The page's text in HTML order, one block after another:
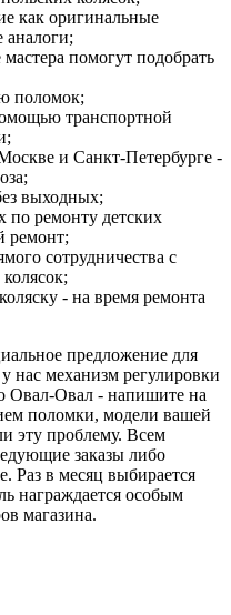
как оригинальные
аналоги;
помогут подобрать
поломок;
транспортной
и Санкт-Петербурге -
выходных;
по ремонту детских
ремонт;
сотрудничества с
- на время ремонта
предложение для
нас механизм регулировки
Овал-Овал - напишите на
поломки, модели вашей
эту проблему. Всем
заказы либо
Раз в месяц выбирается
награждается особым
магазина.